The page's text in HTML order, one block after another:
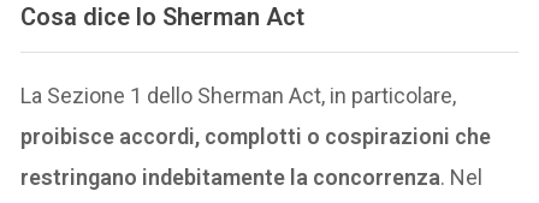
Cosa dice lo Sherman Act
La Sezione 1 dello Sherman Act, in particolare,
proibisce accordi, complotti o cospirazioni che
restringano indebitamente la concorrenza. Nel